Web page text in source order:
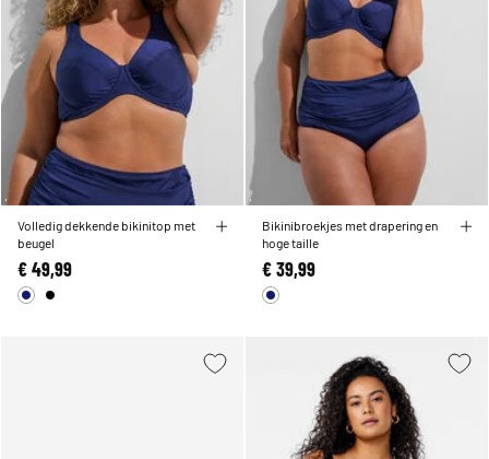
Volledig dekkende bikinitop met
beugel
€ 49,99
Bikinibroekjes met drapering en
hoge taille
€ 39,99